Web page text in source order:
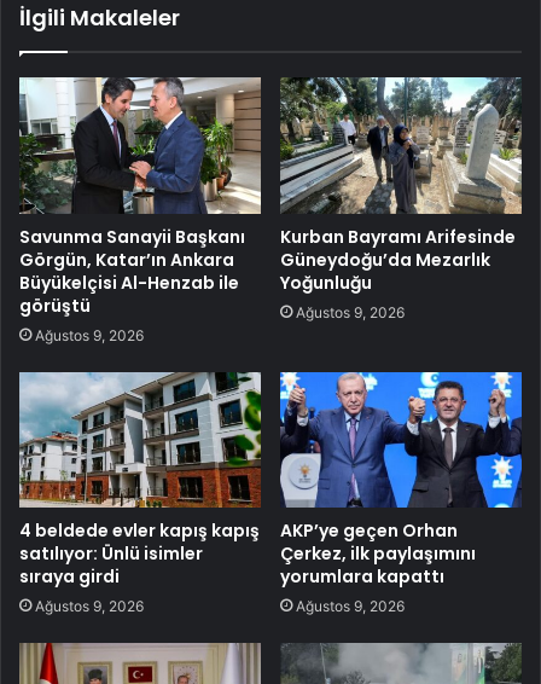
İlgili Makaleler
Savunma Sanayii Başkanı
Görgün, Katar’ın Ankara
Büyükelçisi Al-Henzab ile
görüştü
Ağustos 9, 2026
Kurban Bayramı Arifesinde
Güneydoğu’da Mezarlık
Yoğunluğu
Ağustos 9, 2026
4 beldede evler kapış kapış
satılıyor: Ünlü isimler
sıraya girdi
Ağustos 9, 2026
AKP’ye geçen Orhan
Çerkez, ilk paylaşımını
yorumlara kapattı
Ağustos 9, 2026